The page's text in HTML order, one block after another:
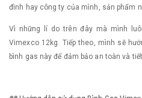
đình hay công ty của mình, sản phẩm
Vì những lí do trên đây mà mình
Vimexco 12kg. Tiếp theo, mình sẽ
bình gas này để đảm bảo an toàn và